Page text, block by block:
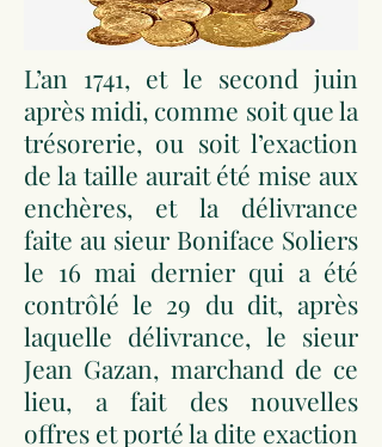
L’an 1741, et le second juin
après midi, comme soit que la
trésorerie, ou soit l’exaction
de la taille aurait été mise aux
enchères, et la délivrance
faite au sieur Boniface Soliers
le 16 mai dernier qui a été
contrôlé le 29 du dit, après
laquelle délivrance, le sieur
Jean Gazan, marchand de ce
lieu, a fait des nouvelles
offres et porté la dite exaction